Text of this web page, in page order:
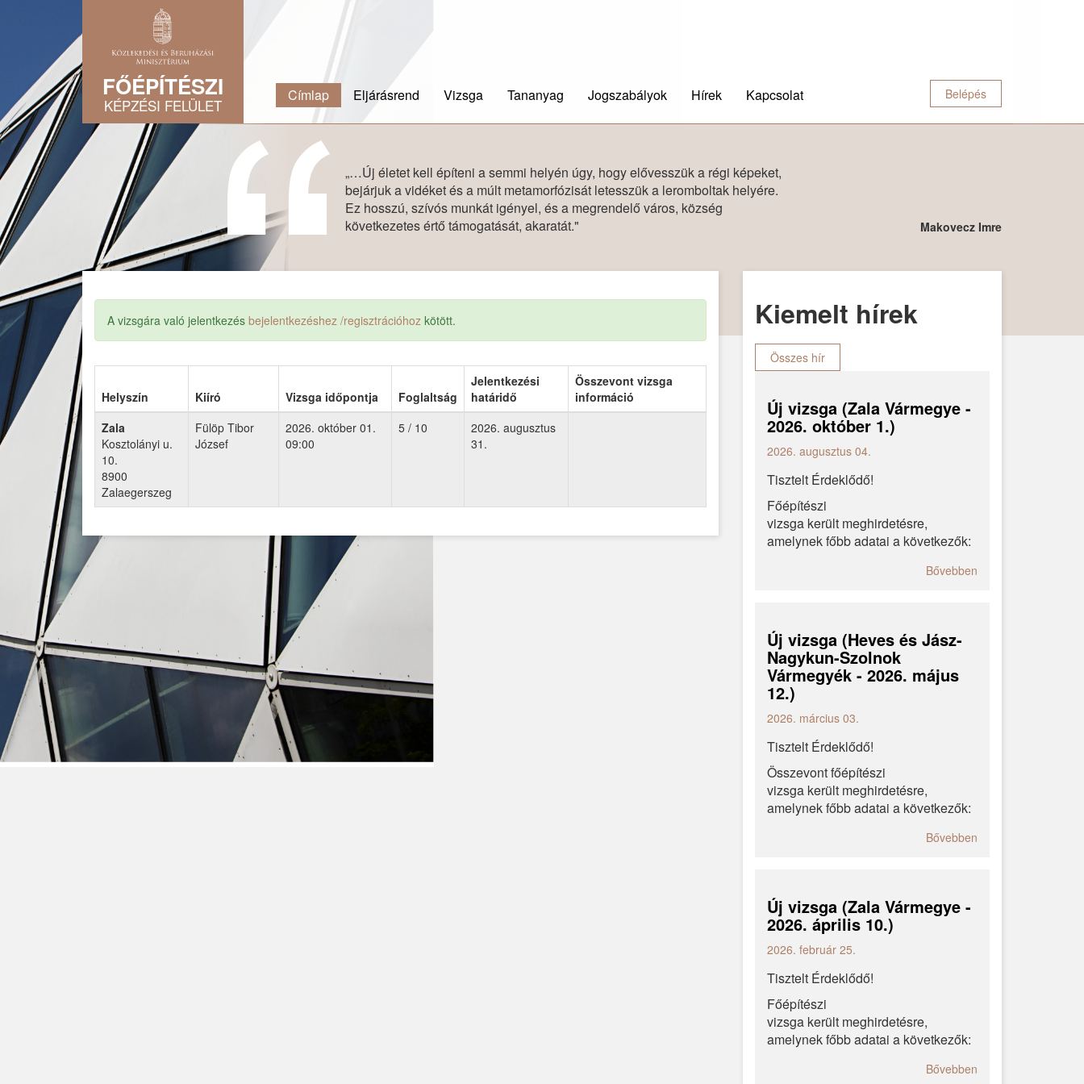
FŐÉPÍTÉSZI
KÉPZÉSI FELÜLET
Címlap Eljárásrend Vizsga Tananyag Jogszabályok Hírek Kapcsolat Belépés
„…Új életet kell építeni a semmi helyén úgy, hogy elővesszük a régi képeket,
bejárjuk a vidéket és a múlt metamorfózisát letesszük a leromboltak helyére.
Ez hosszú, szívós munkát igényel, és a megrendelő város, község
következetes értő támogatását, akaratát."
Makovecz Imre
A vizsgára való jelentkezés bejelentkezéshez /regisztrációhoz kötött.
Helyszín Kiíró Vizsga időpontja Foglaltság
Jelentkezési
határidő
Összevont vizsga
információ
Zala
Kosztolányi u.
10.
8900
Zalaegerszeg
Fülöp Tibor
József
2026. október 01.
09:00
5 / 10
2026. augusztus
31.
Kiemelt hírek
Összes hír
Új vizsga (Zala Vármegye -
2026. október 1.)
2026. augusztus 04.
Tisztelt Érdeklődő!
Főépítészi
vizsga került meghirdetésre,
amelynek főbb adatai a következők:
Bővebben
Új vizsga (Heves és Jász-
Nagykun-Szolnok
Vármegyék - 2026. május
12.)
2026. március 03.
Tisztelt Érdeklődő!
Összevont főépítészi
vizsga került meghirdetésre,
amelynek főbb adatai a következők:
Bővebben
Új vizsga (Zala Vármegye -
2026. április 10.)
2026. február 25.
Tisztelt Érdeklődő!
Főépítészi
vizsga került meghirdetésre,
amelynek főbb adatai a következők:
Bővebben